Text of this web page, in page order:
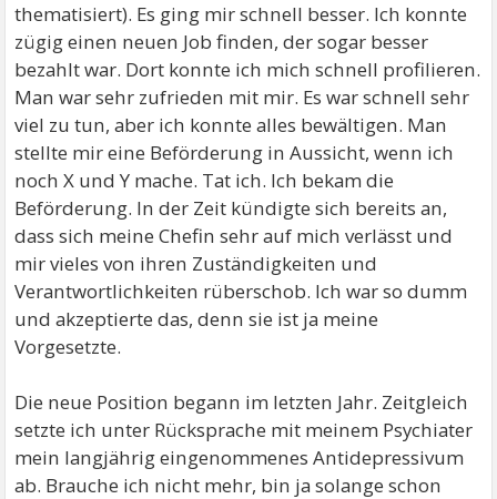
thematisiert). Es ging mir schnell besser. Ich konnte
zügig einen neuen Job finden, der sogar besser
bezahlt war. Dort konnte ich mich schnell profilieren.
Man war sehr zufrieden mit mir. Es war schnell sehr
viel zu tun, aber ich konnte alles bewältigen. Man
stellte mir eine Beförderung in Aussicht, wenn ich
noch X und Y mache. Tat ich. Ich bekam die
Beförderung. In der Zeit kündigte sich bereits an,
dass sich meine Chefin sehr auf mich verlässt und
mir vieles von ihren Zuständigkeiten und
Verantwortlichkeiten rüberschob. Ich war so dumm
und akzeptierte das, denn sie ist ja meine
Vorgesetzte.
Die neue Position begann im letzten Jahr. Zeitgleich
setzte ich unter Rücksprache mit meinem Psychiater
mein langjährig eingenommenes Antidepressivum
ab. Brauche ich nicht mehr, bin ja solange schon